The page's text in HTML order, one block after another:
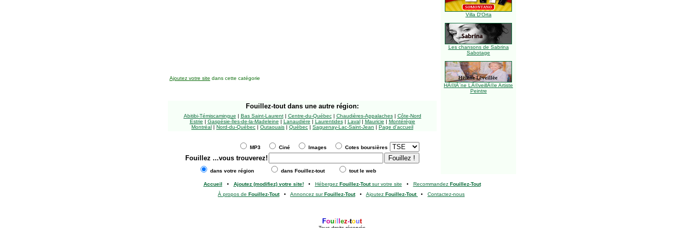
Villa D'Orta
Les chansons de Sabrina
Sabotage
HÃ©lÃ¨ne LÃ©veillÃ©e Artiste
Peintre
Ajoutez votre site dans cette catégorie
Fouillez-tout dans une autre région:
Abitibi-Témiscamingue | Bas Saint-Laurent| Centre-du-Québec| Chaudières-Appalaches| Côte-Nord
Estrie | Gaspésie-Îles-de-la-Madeleine | Lanaudière | Laurentides| Laval| Mauricie | Montérégie
Montréal | Nord-du-Québec | Outaouais | Québec | Saguenay-Lac-Saint-Jean | Page d'accueil
MP3 Ciné Images Cotes boursières
Fouillez ...vous trouverez!
dans votre région dans Fouillez-tout tout le web
Accueil • Ajoutez (modifiez) votre site!• Hébergez Fouillez-Toutsur votre site • Recommandez Fouillez-Tout
À propos de Fouillez-Tout• Annoncez surFouillez-Tout• Ajoutez Fouillez-Tout • Contactez-nous
Foui ez-tout